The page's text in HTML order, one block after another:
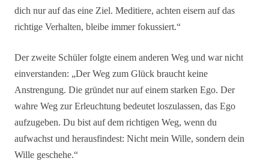
dich nur auf das eine Ziel. Meditiere, achten eisern auf das
richtige Verhalten, bleibe immer fokussiert.“
Der zweite Schüler folgte einem anderen Weg und war nicht
einverstanden: „Der Weg zum Glück braucht keine
Anstrengung. Die gründet nur auf einem starken Ego. Der
wahre Weg zur Erleuchtung bedeutet loszulassen, das Ego
aufzugeben. Du bist auf dem richtigen Weg, wenn du
aufwachst und herausfindest: Nicht mein Wille, sondern dein
Wille geschehe.“